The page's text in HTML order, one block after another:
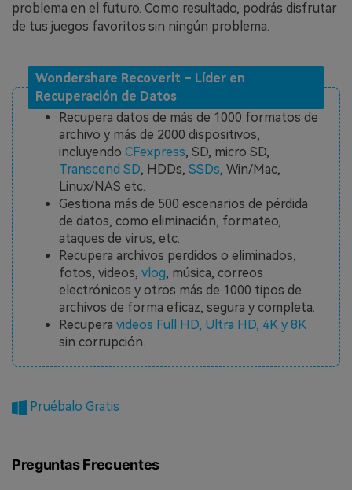
problema en el futuro. Como resultado, podrás disfrutar
de tus juegos favoritos sin ningún problema.
Wondershare Recoverit – Líder en
Recuperación de Datos
Recupera datos de más de 1000 formatos de
archivo y más de 2000 dispositivos,
incluyendoCFexpress, SD, micro SD,
Transcend SD, HDDs,SSDs, Win/Mac,
Linux/NAS etc.
Gestiona más de 500 escenarios de pérdida
de datos, como eliminación, formateo,
ataques de virus, etc.
Recupera archivos perdidos o eliminados,
fotos, videos,vlog, música, correos
electrónicos y otros más de 1000 tipos de
archivos de forma eficaz, segura y completa.
Recuperavideos Full HD, Ultra HD, 4K y 8K
sin corrupción.
Pruébalo Gratis
Preguntas Frecuentes